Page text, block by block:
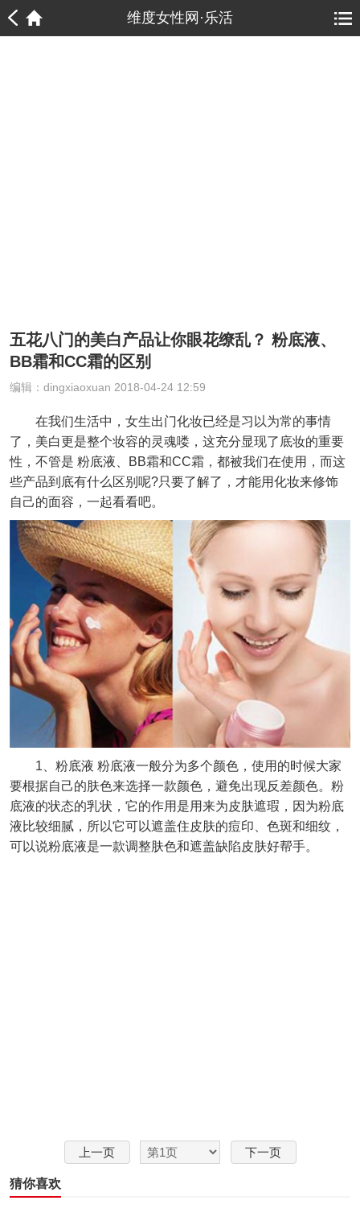
维度女性网·乐活
五花八门的美白产品让你眼花缭乱？ 粉底液、
BB霜和CC霜的区别
编辑：dingxiaoxuan 2018-04-24 12:59
在我们生活中，女生出门化妆已经是习以为常的事情
了，美白更是整个妆容的灵魂喽，这充分显现了底妆的重要
性，不管是 粉底液、BB霜和CC霜，都被我们在使用，而这
些产品到底有什么区别呢?只要了解了，才能用化妆来修饰
自己的面容，一起看看吧。
1、粉底液 粉底液一般分为多个颜色，使用的时候大家
要根据自己的肤色来选择一款颜色，避免出现反差颜色。粉
底液的状态的乳状，它的作用是用来为皮肤遮瑕，因为粉底
液比较细腻，所以它可以遮盖住皮肤的痘印、色斑和细纹，
可以说粉底液是一款调整肤色和遮盖缺陷皮肤好帮手。
上一页 下一页
猜你喜欢
1 1